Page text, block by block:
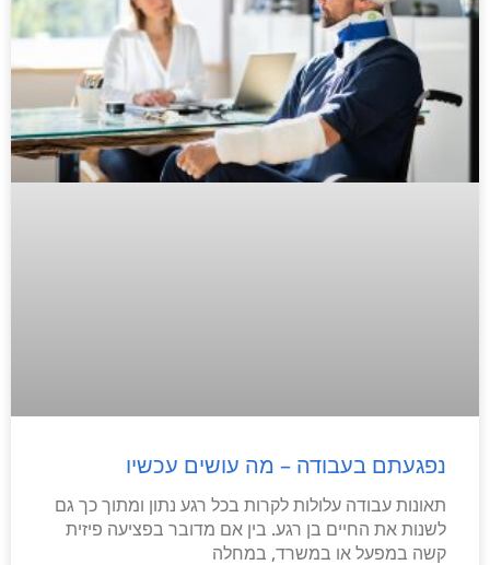
נפגעתם בעבודה – מה עושים עכשיו
תאונות עבודה עלולות לקרות בכל רגע נתון ומתוך כך גם
לשנות את החיים בן רגע. בין אם מדובר בפציעה פיזית
קשה במפעל או במשרד, במחלה